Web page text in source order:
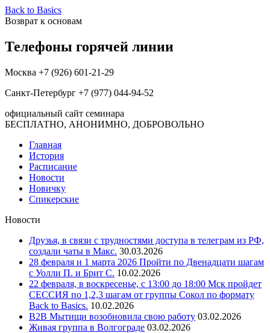
Back to Basics
Возврат к основам
Телефоны горячей линии
Москва +7 (926) 601-21-29
Санкт-Петербург +7 (977) 044-94-52
официальный сайт семинара
БЕСПЛАТНО, АНОНИМНО, ДОБРОВОЛЬНО
Главная
История
Расписание
Новости
Новичку
Спикерские
Новости
Друзья, в связи с трудностями доступа в телеграм из РФ,
создали чаты в Макс. 30.03.2026
28 февраля и 1 марта 2026 Пройти по Двенадцати шагам
с Уолли П. и Брит С. 10.02.2026
22 февраля, в воскресенье, с 13:00 до 18:00 Мск пройдет
СЕССИЯ по 1,2,3 шагам от группы Сокол по формату
Back to Basics. 10.02.2026
В2В Мытищи возобновила свою работу 03.02.2026
Живая группа в Волгограде 03.02.2026